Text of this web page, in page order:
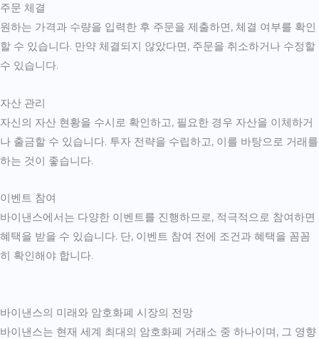
주문 체결
원하는 가격과 수량을 입력한 후 주문을 제출하면, 체결 여부를 확인
할 수 있습니다. 만약 체결되지 않았다면, 주문을 취소하거나 수정할
수 있습니다.
자산 관리
자신의 자산 현황을 수시로 확인하고, 필요한 경우 자산을 이체하거
나 출금할 수 있습니다. 투자 전략을 수립하고, 이를 바탕으로 거래를
하는 것이 좋습니다.
이벤트 참여
바이낸스에서는 다양한 이벤트를 진행하므로, 적극적으로 참여하면
혜택을 받을 수 있습니다. 단, 이벤트 참여 전에 조건과 혜택을 꼼꼼
히 확인해야 합니다.
바이낸스의 미래와 암호화폐 시장의 전망
바이낸스는 현재 세계 최대의 암호화폐 거래소 중 하나이며, 그 영향